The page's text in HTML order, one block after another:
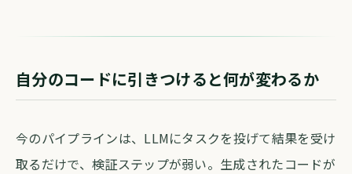
自分のコードに引きつけると何が変わるか
今のパイプラインは、LLMにタスクを投げて結果を受け
取るだけで、検証ステップが弱い。生成されたコードが